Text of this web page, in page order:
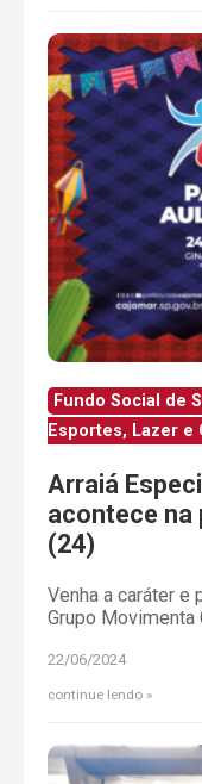
Fundo Social de
Esportes, Lazer e
Arraiá
acontece na
(24)
Venha a caráter e
Grupo Movimenta
22/06/2024
continue lendo